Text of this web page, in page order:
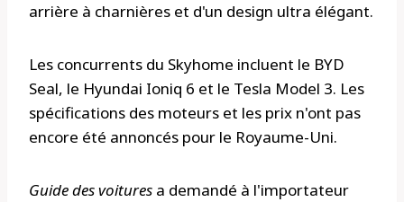
arrière à charnières et d'un design ultra élégant.
Les concurrents du Skyhome incluent le BYD
Seal, le Hyundai Ioniq 6 et le Tesla Model 3. Les
spécifications des moteurs et les prix n'ont pas
encore été annoncés pour le Royaume-Uni.
Guide des voitures a demandé à l'importateur